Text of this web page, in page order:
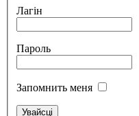
Лагін
Пароль
Запомнить меня